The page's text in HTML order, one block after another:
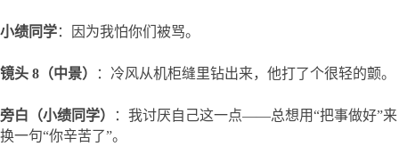
小绩同学：因为我怕你们被骂。
镜头 8（中景） ：冷风从机柜缝里钻出来，他打了个很轻的颤。
旁白（小绩同学）
：我讨厌自己这一点——总想用“把事做好”来
换一句“你辛苦了”。